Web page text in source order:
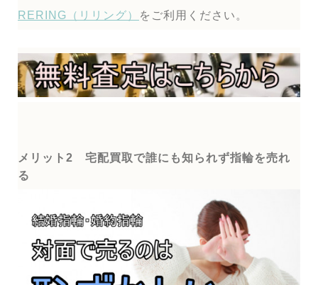
RERING（リリング）
をご利用ください。
メリット2 宅配買取で誰にも知られず指輪を売れ
る